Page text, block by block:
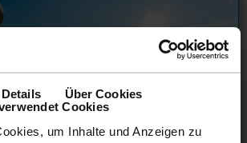
Details
Über Cookies
Cookies
um Inhalte und Anzeigen zu